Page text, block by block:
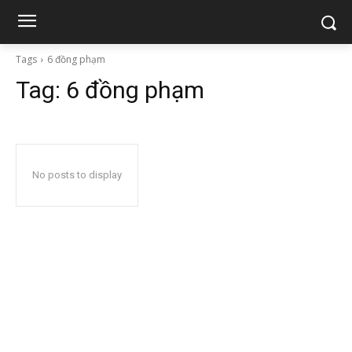
Tags 6 đồng phạm
Tag: 6 đồng phạm
No posts to display